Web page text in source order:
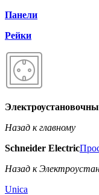
Панели
Рейки
Назад к главному
Schneider Electric
Назад к
Unica